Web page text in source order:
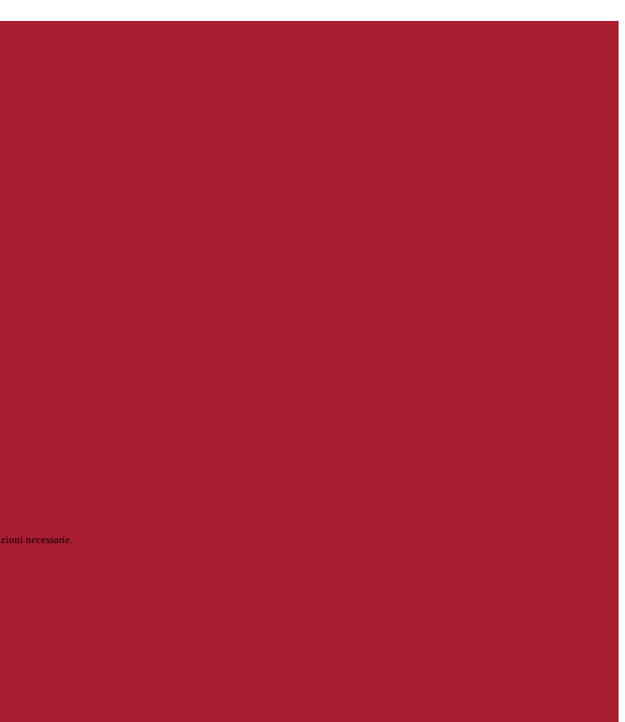
necessarie.